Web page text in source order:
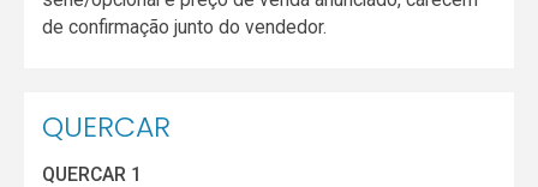
de confirmação junto do vendedor.
QUERCAR
QUERCAR 1